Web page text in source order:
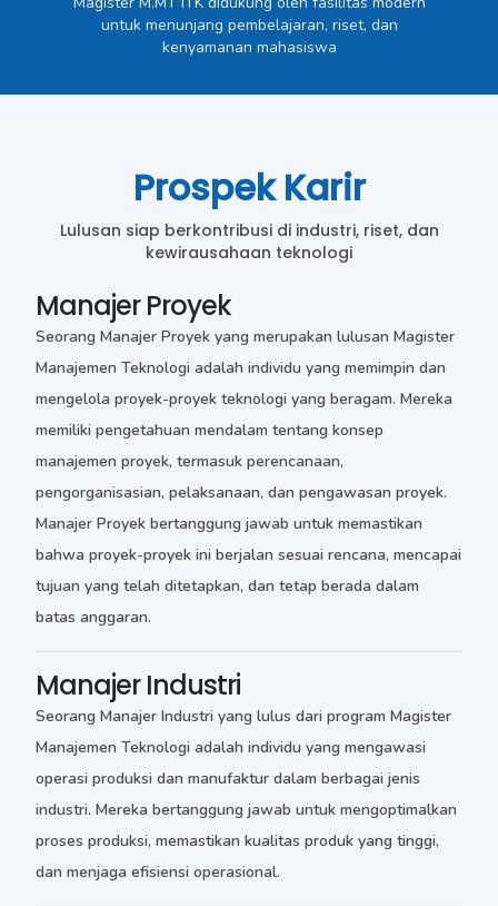
untuk menunjang pembelajaran, riset, dan
kenyamanan mahasiswa
Prospek Karir
Lulusan siap berkontribusi di industri, riset, dan
kewirausahaan teknologi
Manajer Proyek
Seorang Manajer Proyek yang merupakan lulusan Magister
Manajemen Teknologi adalah individu yang memimpin dan
mengelola proyek-proyek teknologi yang beragam. Mereka
memiliki pengetahuan mendalam tentang konsep
manajemen proyek, termasuk perencanaan,
pengorganisasian, pelaksanaan, dan pengawasan proyek.
Manajer Proyek bertanggung jawab untuk memastikan
bahwa proyek-proyek ini berjalan sesuai rencana, mencapai
tujuan yang telah ditetapkan, dan tetap berada dalam
batas anggaran.
Manajer Industri
Seorang Manajer Industri yang lulus dari program Magister
Manajemen Teknologi adalah individu yang mengawasi
operasi produksi dan manufaktur dalam berbagai jenis
industri. Mereka bertanggung jawab untuk mengoptimalkan
proses produksi, memastikan kualitas produk yang tinggi,
dan menjaga efisiensi operasional.